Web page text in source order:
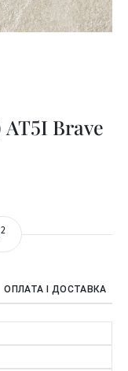
Brave
2
ОПЛАТА І ДОСТАВКА